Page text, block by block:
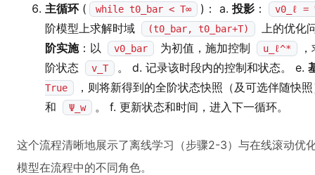
主循环( while t0_bar < T∞ )： a. 投影 ： v0_ℓ =
阶模型上求解时域 (t0_bar, t0_bar+T)
上的优化
阶实施：以 v0_bar 为初值，施加控制 u_ℓ^*
阶状态
v_T 。 d. 记录该时段内的控制和状态。 e.
True
，则将新得到的全阶状态快照（及可选伴随快
和
Ψ_w 。 f. 更新状态和时间，进入下一循环。
这个流程清晰地展示了离线学习（步骤2-3）与在线滚动优
模型在流程中的不同角色。